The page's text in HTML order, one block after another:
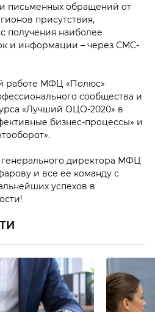
письменных обращений от
присутствия,
получения наиболее
и информации – через СМС-
работе МФЦ «Полюс»
сообщества и
«Лучший ОЦО-2020» в
бизнес-процессы» и
директора МФЦ
и все ее команду с
успехов в